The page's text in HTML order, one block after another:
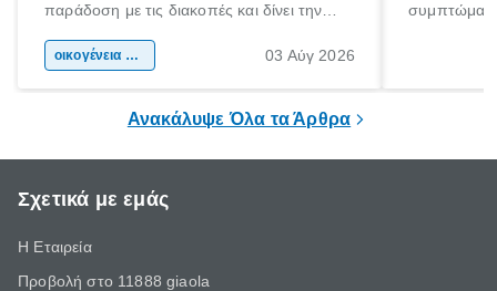
παράδοση με τις διακοπές και δίνει την
χώρας. Είτε πρόκειται για λίγες μέρες
οικογένεια & παιδί 03 Αύγ 2026
Ανακάλυψε Όλα τα Άρθρα
Σχετικά με εμάς
Η Εταιρεία
Προβολή στο 11888 giaola